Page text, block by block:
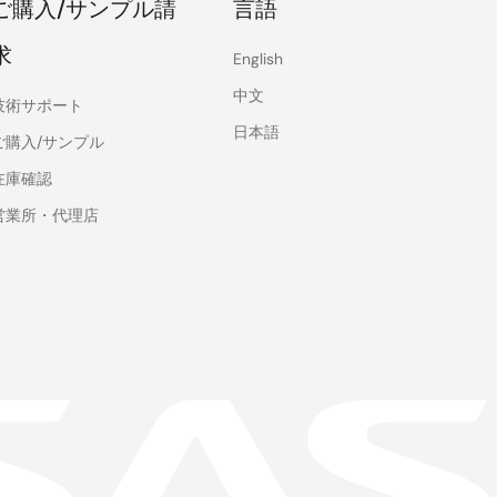
購入/サンプル請
術サポート
購入/サンプル
庫確認
業所・代理店
言語
English
中文
日本語